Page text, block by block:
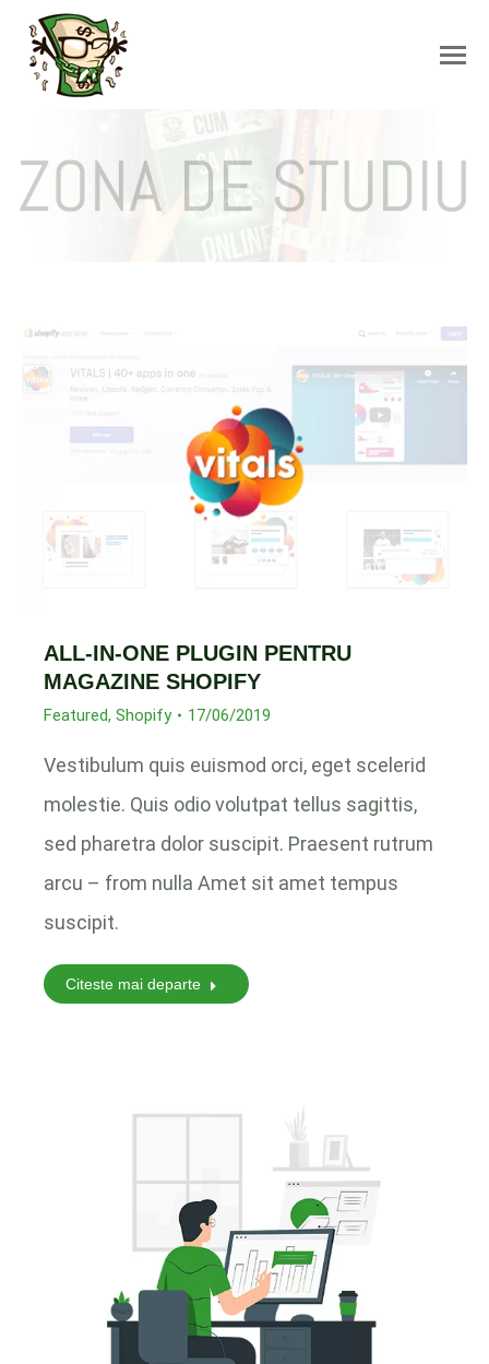
ALL-IN-ONE PLUGIN PENTRU
MAGAZINE SHOPIFY
Featured, Shopify 17/06/2019
Vestibulum quis euismod orci, eget scelerid
molestie. Quis odio volutpat tellus sagittis,
sed pharetra dolor suscipit. Praesent rutrum
arcu – from nulla Amet sit amet tempus
suscipit.
Citeste mai departe